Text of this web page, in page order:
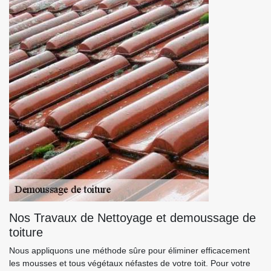
Nos Travaux de Nettoyage et demoussage de
toiture
Nous appliquons une méthode sûre pour éliminer efficacement
les mousses et tous végétaux néfastes de votre toit. Pour votre